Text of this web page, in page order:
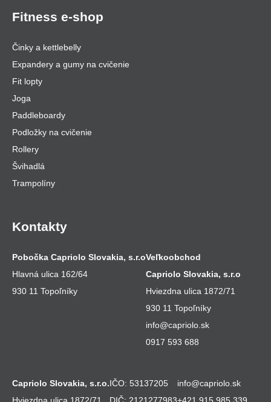
Fitness e-shop
Činky a kettlebelly
Expandery a gumy na cvičenie
Fit lopty
Joga
Paddleboardy
Podložky na cvičenie
Rollery
Švihadlá
Trampolíny
Kontakty
Pobočka Capriolo Slovakia, s.r.o
Hlavná ulica 162/64
930 11 Topoľníky
Veľkoobchod
Capriolo Slovakia, s.r.o
Hviezdna ulica 1872/71
930 11 Topoľníky
info@capriolo.sk
0917 593 688
Capriolo Slovakia, s.r.o.IČO: 53137205
info@capriolo.sk